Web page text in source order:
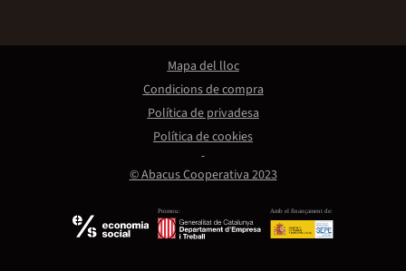
Promou: Amb el finançament de:
© Abacus Cooperativa 2023
Mapa del lloc
Condicions de compra
Política de privadesa
Política de cookies